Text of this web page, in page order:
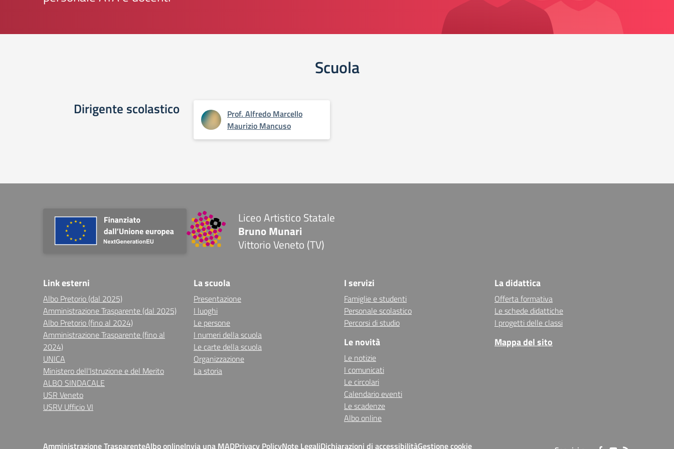
Scuola
Dirigente scolastico
Prof. Alfredo Marcello
Maurizio Mancuso
Liceo Artistico Statale
Bruno Munari
Vittorio Veneto (TV)
Link esterni
Albo Pretorio (dal 2025)
Amministrazione Trasparente (dal 2025)
Albo Pretorio (fino al 2024)
Amministrazione Trasparente (fino al
2024)
UNICA
Ministero dell'Istruzione e del Merito
ALBO SINDACALE
USR Veneto
USRV Ufficio VI
La scuola
Presentazione
I luoghi
Le persone
I numeri della scuola
Le carte della scuola
Organizzazione
La storia
I servizi
Famiglie e studenti
Personale scolastico
Percorsi di studio
Le novità
Le notizie
I comunicati
Le circolari
Calendario eventi
Le scadenze
Albo online
La didattica
Offerta formativa
Le schede didattiche
I progetti delle classi
Mappa del sito
Amministrazione TrasparenteAlbo onlineInvia una MADPrivacy PolicyNote LegaliDichiarazioni di accessibilitàGestione cookie